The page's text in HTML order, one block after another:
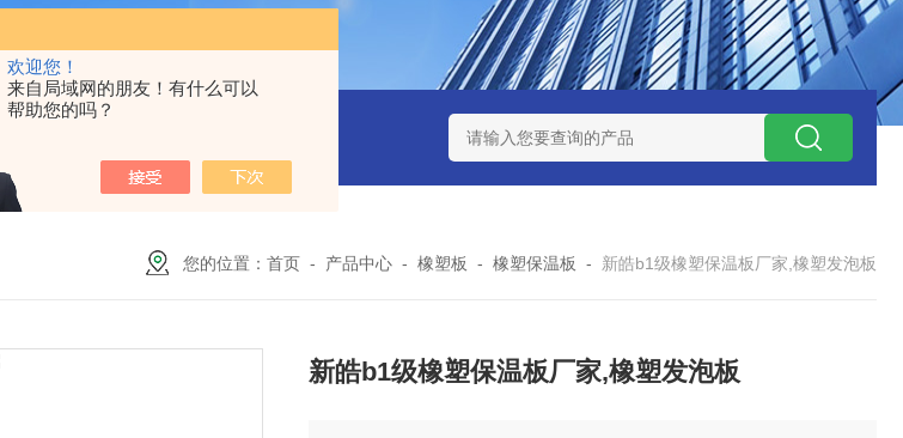
欢迎您！
来自局域网的朋友！有什么可以
帮助您的吗？
您的位置： 首页 - 产品中心 - 橡塑板 - 橡塑保温板 - 新皓b1级橡塑保温板厂家,橡塑发泡板
新皓b1级橡塑保温板厂家,橡塑发泡板